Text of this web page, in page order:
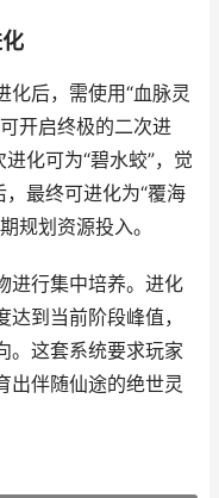
化后，需使用“血脉灵
开启终极的二次进
化可为“碧水蛟”，觉
最终可进化为“覆海
规划资源投入。
进行集中培养。进化
到当前阶段峰值，
。这套系统要求玩家
出伴随仙途的绝世灵